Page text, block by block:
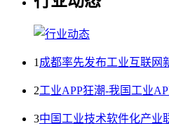
1成都率先发布工业互联网
2工业APP狂潮-我国工业
3中国工业技术软件化产业